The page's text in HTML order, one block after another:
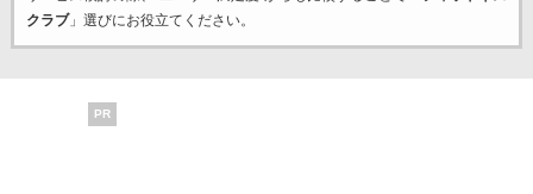
クラブ」選びにお役立てください。
PR